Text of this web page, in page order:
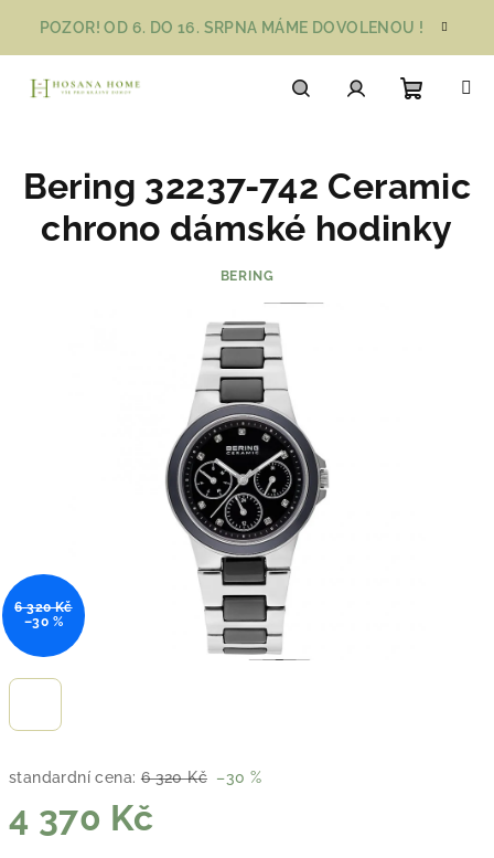
obsah
POZOR! OD 6. DO 16. SRPNA MÁME DOVOLENOU !
košík
standardní cena: 6 320 Kč –30 %
4 370 Kč
Bering 32237-742 Ceramic
chrono dámské hodinky
BERING
6 320 Kč
–30 %